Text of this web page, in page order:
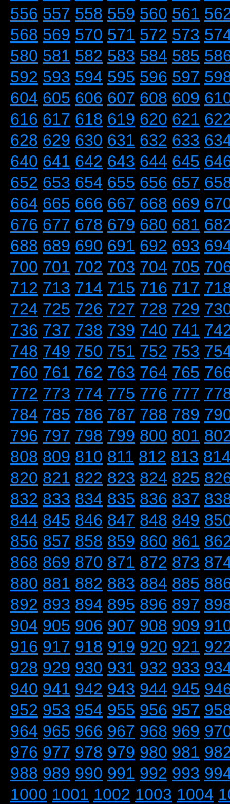
556 557 558 559 560 561
568 569 570 571 572 573
580 581 582 583 584 585
592 593 594 595 596 597
604 605 606 607 608 609
616 617 618 619 620 621
628 629 630 631 632 633
640 641 642 643 644 645
652 653 654 655 656 657
664 665 666 667 668 669
676 677 678 679 680 681
688 689 690 691 692 693
700 701 702 703 704 705
712 713 714 715 716 717
724 725 726 727 728 729
736 737 738 739 740 741
748 749 750 751 752 753
760 761 762 763 764 765
772 773 774 775 776 777
784 785 786 787 788 789
796 797 798 799 800 801
808 809 810 811 812 813
820 821 822 823 824 825
832 833 834 835 836 837
844 845 846 847 848 849
856 857 858 859 860 861
868 869 870 871 872 873
880 881 882 883 884 885
892 893 894 895 896 897
904 905 906 907 908 909
916 917 918 919 920 921
928 929 930 931 932 933
940 941 942 943 944 945
952 953 954 955 956 957
964 965 966 967 968 969
976 977 978 979 980 981
988 989 990 991 992 993
1000 1001 1002 1003 1004